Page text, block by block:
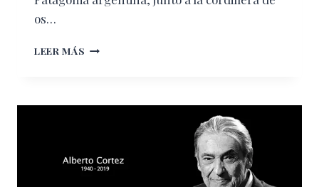
os…
LEER MÁS BARILOCHE,
EL